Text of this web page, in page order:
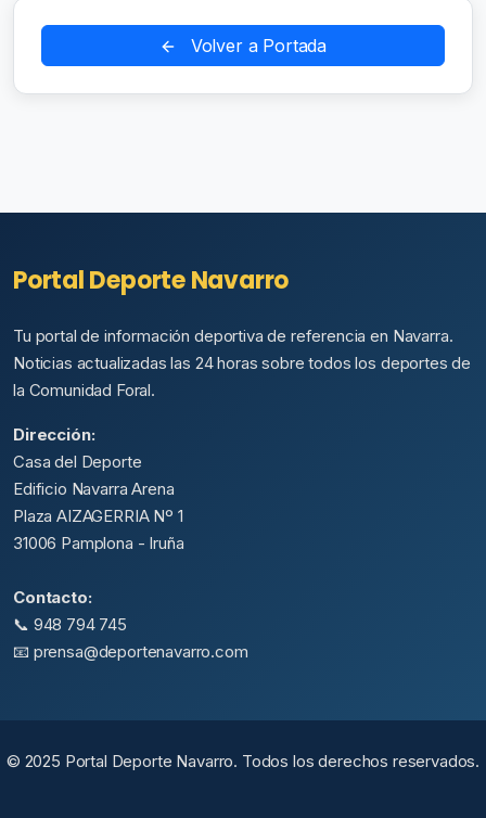
Volver a Portada
Portal Deporte Navarro
Tu portal de información deportiva de referencia en Navarra.
Noticias actualizadas las 24 horas sobre todos los deportes de
la Comunidad Foral.
Dirección:
Casa del Deporte
Edificio Navarra Arena
Plaza AIZAGERRIA Nº 1
31006 Pamplona - Iruña
Contacto:
📞 948 794 745
📧 prensa@deportenavarro.com
© 2025 Portal Deporte Navarro. Todos los derechos reservados.